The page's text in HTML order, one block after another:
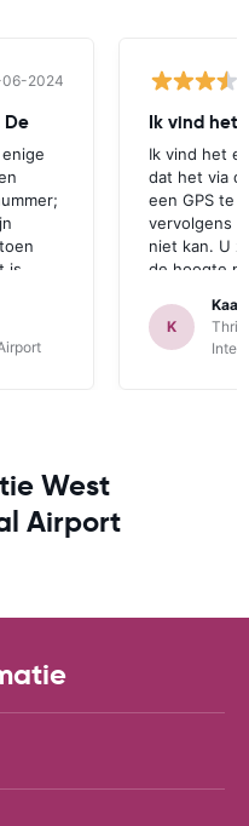
06-2024
De
is
om
Ik vind het
Ik vind het
dat het via
een GPS te
vervolgens
niet kan. U
de hoogte
een GPS bij
is. Dan
K
Kaat
West
Airport